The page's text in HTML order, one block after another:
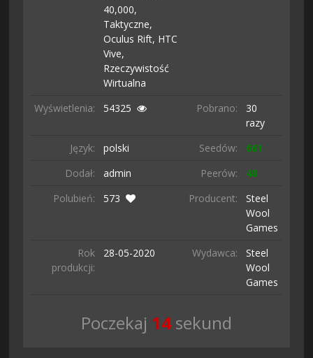
40,000,
Taktyczne,
Oculus Rift, HTC
Vive,
Rzeczywistość
Wirtualna
Wyświetlenia: 54325 Pobrano:
30
razy
Język:
polski Seedów:
661
Dodał:
admin Peerów:
48
Polubień:
573 Producent:
Steel
Wool
Games
Rok
produkcji:
28-05-2020 Wydawca:
Steel
Wool
Games
Poczekaj 13 sekund